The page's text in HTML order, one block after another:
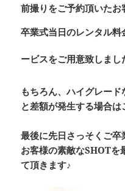
前撮りをご予約頂いたお
卒業式当日のレンタル料
ービスをご用意致しまし
もちろん、ハイグレー
と差額が発生する場合は
最後に先日さっそくご
お客様の素敵なSHOTを
て頂きます♪